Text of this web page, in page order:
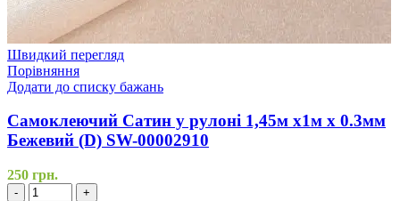
Швидкий перегляд
Порівняння
Додати до списку бажань
Самоклеючий Сатин у рулоні 1,45м х1м х 0.3мм
Бежевий (D) SW-00002910
250 грн.
- +